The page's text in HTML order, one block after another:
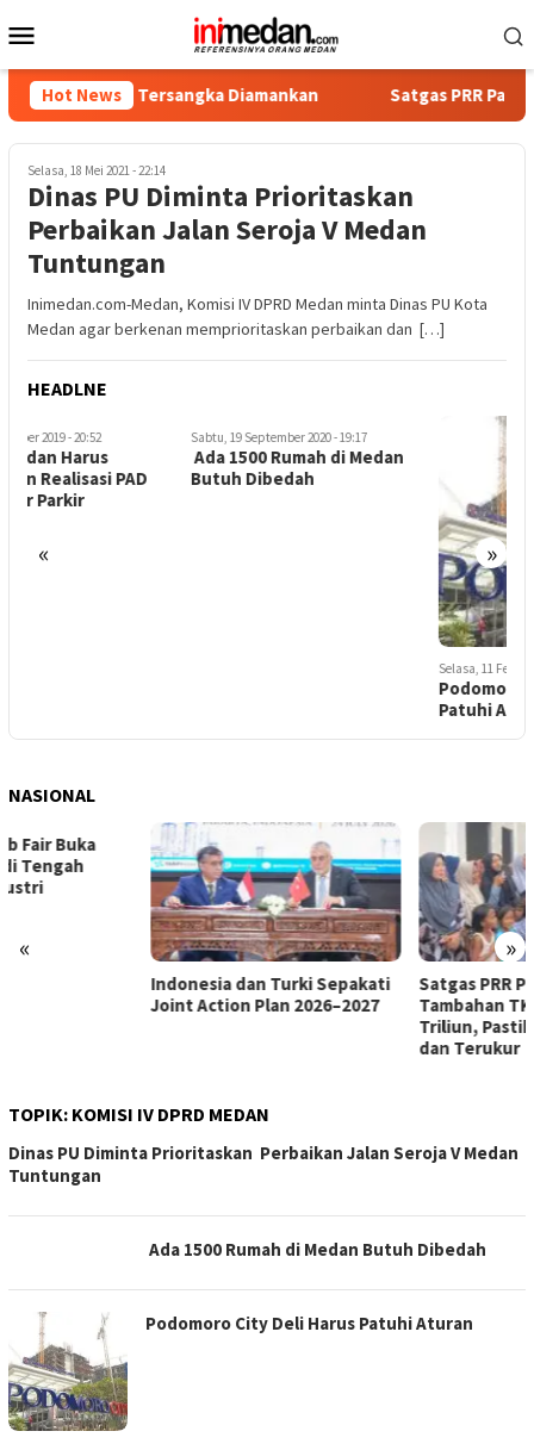
ke
Mobile
Hot News
Tersangka Diamankan Satgas PRR Pacu
Selasa, 18 Mei 2021 - 22:14
Dinas PU Diminta Prioritaskan
Perbaikan Jalan Seroja V Medan
Tuntungan
Inimedan.com-Medan, Komisi IV DPRD Medan minta Dinas PU Kota
Medan agar berkenan memprioritaskan perbaikan dan […]
HEADLNE
« »
Sabtu, 19 September 2020 - 19:17
Ada 1500 Rumah di Medan
Butuh Dibedah
Selasa, 11 Februari 2020 - 21:44
Podomoro City Deli Harus
NASIONAL
« »
Indonesia dan Turki Sepakati
Joint Action Plan 2026–2027
Satgas PRR Pacu Realisasi
Tambahan TKD Aceh Rp1,65
Triliun, Pastikan Transparan
TOPIK: KOMISI IV DPRD MEDAN
Dinas PU Diminta Prioritaskan Perbaikan Jalan Seroja V Medan
Tuntungan
Ada 1500 Rumah di Medan Butuh Dibedah
Podomoro City Deli Harus Patuhi Aturan